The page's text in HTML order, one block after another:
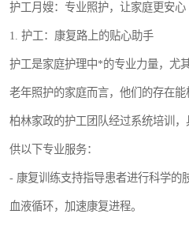
护工月嫂：专业照护，让家庭更安心
1. 护工：康复路上的贴心助手
护工是家庭护理中*的专业力量，尤
老年照护的家庭而言，他们的存在能
柏林家政的护工团队经过系统培训
供以下专业服务：
- 康复训练支持指导患者进行科学的
血液循环，加速康复进程。